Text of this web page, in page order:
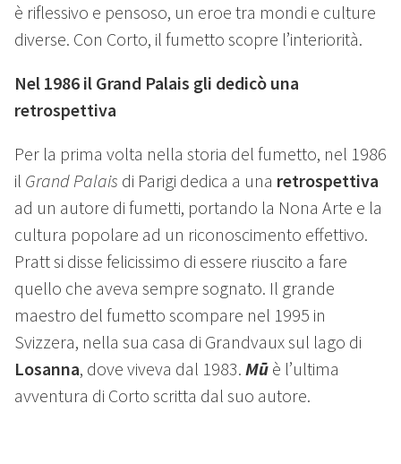
è riflessivo e pensoso, un eroe tra mondi e culture
diverse. Con Corto, il fumetto scopre l’interiorità.
Nel 1986 il Grand Palais gli dedicò una
retrospettiva
Per la prima volta nella storia del fumetto, nel 1986
il Grand Palais di Parigi dedica a una retrospettiva
ad un autore di fumetti, portando la Nona Arte e la
cultura popolare ad un riconoscimento effettivo.
Pratt si disse felicissimo di essere riuscito a fare
quello che aveva sempre sognato. Il grande
maestro del fumetto scompare nel 1995 in
Svizzera, nella sua casa di Grandvaux sul lago di
Losanna, dove viveva dal 1983. Mū è l’ultima
avventura di Corto scritta dal suo autore.